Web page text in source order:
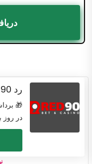
رد 90
🎁
در روز